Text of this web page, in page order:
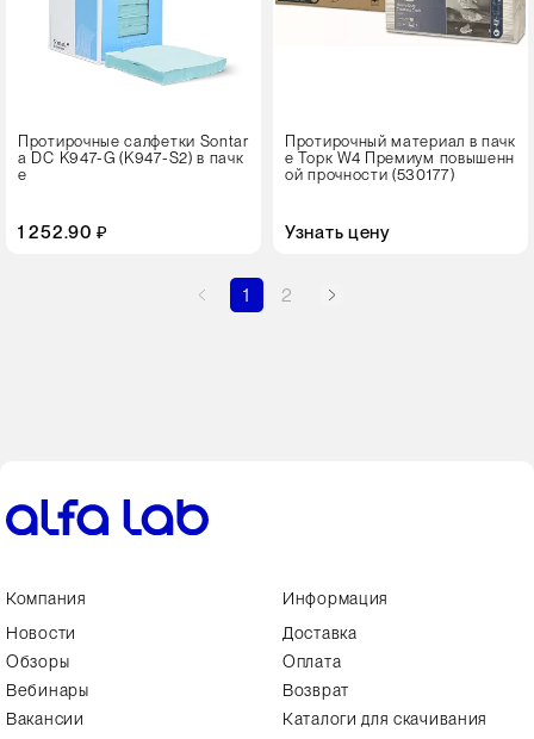
Протирочные салфетки Sontar
a DC K947-G (K947-S2) в пачк
е
1 252.90 ₽
Протирочный материал в пачк
е Торк W4 Премиум повышенн
ой прочности (530177)
Узнать цену
1 2
Компания
Новости
Обзоры
Вебинары
Вакансии
Информация
Доставка
Оплата
Возврат
Каталоги для скачивания